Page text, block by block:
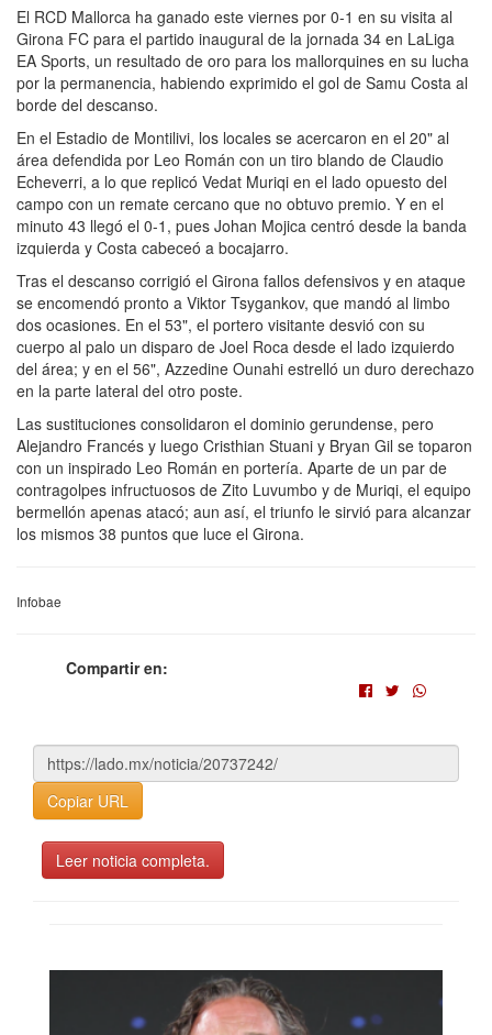
El RCD Mallorca ha ganado este viernes por 0-1 en su visita al
Girona FC para el partido inaugural de la jornada 34 en LaLiga
EA Sports, un resultado de oro para los mallorquines en su lucha
por la permanencia, habiendo exprimido el gol de Samu Costa al
borde del descanso.
En el Estadio de Montilivi, los locales se acercaron en el 20" al
área defendida por Leo Román con un tiro blando de Claudio
Echeverri, a lo que replicó Vedat Muriqi en el lado opuesto del
campo con un remate cercano que no obtuvo premio. Y en el
minuto 43 llegó el 0-1, pues Johan Mojica centró desde la banda
izquierda y Costa cabeceó a bocajarro.
Tras el descanso corrigió el Girona fallos defensivos y en ataque
se encomendó pronto a Viktor Tsygankov, que mandó al limbo
dos ocasiones. En el 53", el portero visitante desvió con su
cuerpo al palo un disparo de Joel Roca desde el lado izquierdo
del área; y en el 56", Azzedine Ounahi estrelló un duro derechazo
en la parte lateral del otro poste.
Las sustituciones consolidaron el dominio gerundense, pero
Alejandro Francés y luego Cristhian Stuani y Bryan Gil se toparon
con un inspirado Leo Román en portería. Aparte de un par de
contragolpes infructuosos de Zito Luvumbo y de Muriqi, el equipo
bermellón apenas atacó; aun así, el triunfo le sirvió para alcanzar
los mismos 38 puntos que luce el Girona.
Infobae
Compartir en:
Copiar URL
Leer noticia completa.